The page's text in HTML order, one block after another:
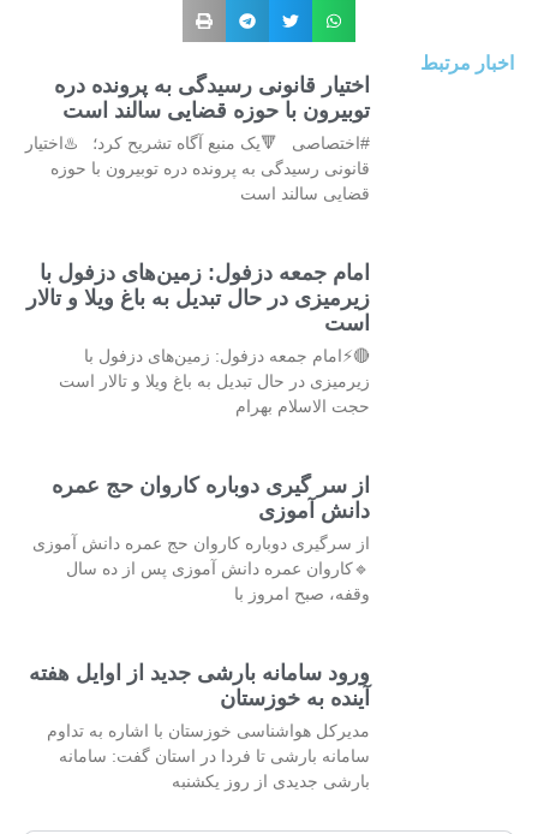
اخبار مرتبط
اختیار قانونی رسیدگی به پرونده دره
توبیرون با حوزه قضایی سالند است
#اختصاصی 🔻یک منبع آگاه تشریح کرد؛ ♨️اختیار
قانونی رسیدگی به پرونده دره توبیرون با حوزه
قضایی سالند است
امام جمعه دزفول: زمین‌های دزفول با
زیرمیزی در حال تبدیل به باغ ویلا و تالار
است
🔴⚡امام جمعه دزفول: زمین‌های دزفول با
زیرمیزی در حال تبدیل به باغ ویلا و تالار است
حجت الاسلام بهرام
از سر گیری دوباره کاروان حج عمره
دانش آموزی
از سرگیری دوباره کاروان حج عمره دانش آموزی
🔹کاروان عمره دانش آموزی پس از ده سال
وقفه، صبح امروز با
ورود سامانه بارشی جدید از اوایل هفته
آینده به خوزستان
مدیرکل هواشناسی خوزستان با اشاره به تداوم
سامانه بارشی تا فردا در استان گفت: سامانه
بارشی جدیدی از روز یکشنبه